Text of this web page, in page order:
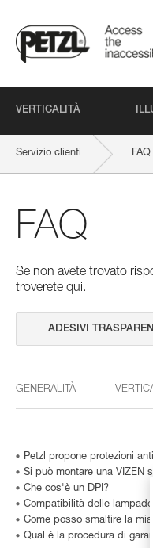
VERTICALITÀ
Servizio clienti FAQ
FAQ
Se non avete trovato
troverete qui.
GENERALITÀ
Petzl propone protezioni
Si può montare una VIZEN
Che cos'è un DPI?
Compatibilità delle lampade
Come posso smaltire la
Qual è la procedura di